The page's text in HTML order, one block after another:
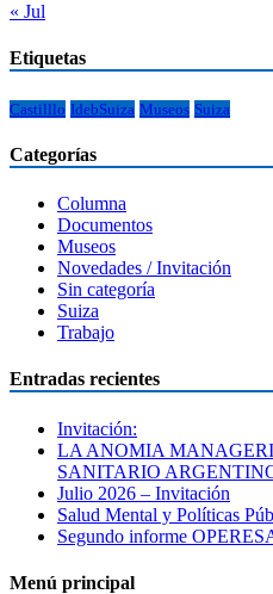
« Jul
Etiquetas
Castilllo IdebSuiza Museos Suiza
Categorías
Columna
Documentos
Museos
Novedades / Invitación
Sin categoría
Suiza
Trabajo
Entradas recientes
Invitación:
LA ANOMIA
SANITARIO
Julio 2026 – Invitación
Salud Mental y Políticas
Segundo informe
Menú principal